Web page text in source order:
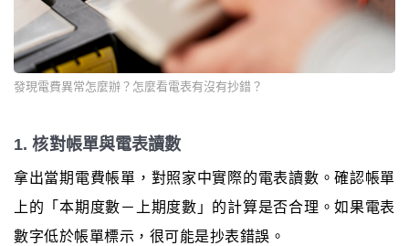
發現電費異常怎麼辦？怎麼看電表有沒有抄錯？
1. 核對帳單與電表讀數
拿出當期電費帳單，對照家中實際的電表讀數。確認帳單
上的「本期度數－上期度數」的計算是否合理。如果電表
數字低於帳單標示，很可能是抄表錯誤。